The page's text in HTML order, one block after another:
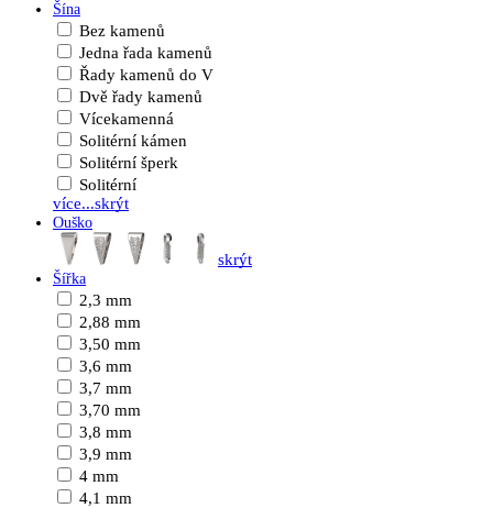
Šína
Bez kamenů
Jedna řada kamenů
Řady kamenů do V
Dvě řady kamenů
Vícekamenná
Solitérní kámen
Solitérní šperk
Solitérní
více...skrýt
Ouško
skrýt
Šířka
2,3 mm
2,88 mm
3,50 mm
3,6 mm
3,7 mm
3,70 mm
3,8 mm
3,9 mm
4 mm
4,1 mm